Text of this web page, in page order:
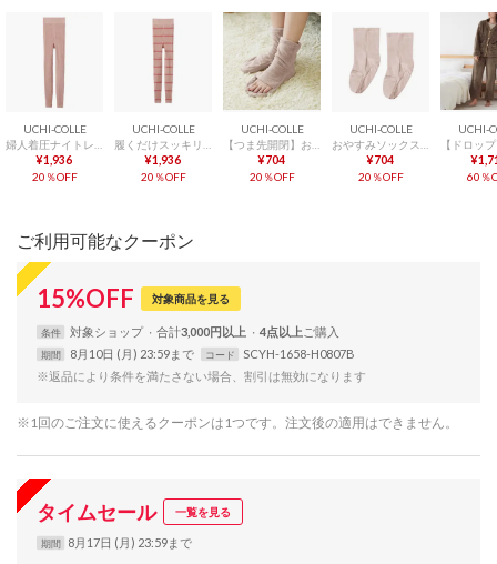
UCHI-COLLE
¥1,936
20％OFF
UCHI-COLLE
¥1,936
20％OFF
UCHI-COLLE
¥704
20％OFF
UCHI-COLLE
¥704
20％OFF
UCHI-
60％
ご利用可能なクーポン
15%OFF 対象商品を見る
条件 対象ショップ 合計3,000円以上 4点以上
期間 8月10日 (月) 23:59まで コード
SCYH-1658-H0807B
※返品により条件を満たさない場合、割引は無効になります
※1回のご注文に使えるクーポンは1つです。注文後の適用はできません。
タイムセール 一覧を見る
期間 8月17日 (月) 23:59まで